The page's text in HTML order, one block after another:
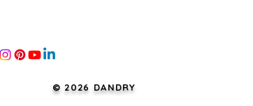
© 2026 DANDRY